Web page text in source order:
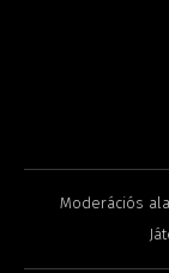
Moderációs